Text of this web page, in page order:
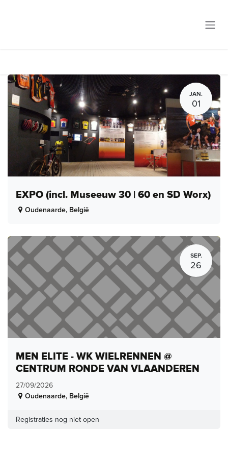
JAN.
01
EXPO (incl. Museeuw 30 | 60 en SD Worx)
Oudenaarde, België
SEP.
26
MEN ELITE - WK WIELRENNEN @
CENTRUM RONDE VAN VLAANDEREN
27/09/2026
Oudenaarde, België
Registraties nog niet open